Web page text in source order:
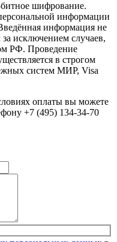
шифрование.
информации
информация не
исключением случаев,
РФ. Проведение
в строгом
систем МИР, Visa
оплаты вы можете
+7 (495) 134-34-70